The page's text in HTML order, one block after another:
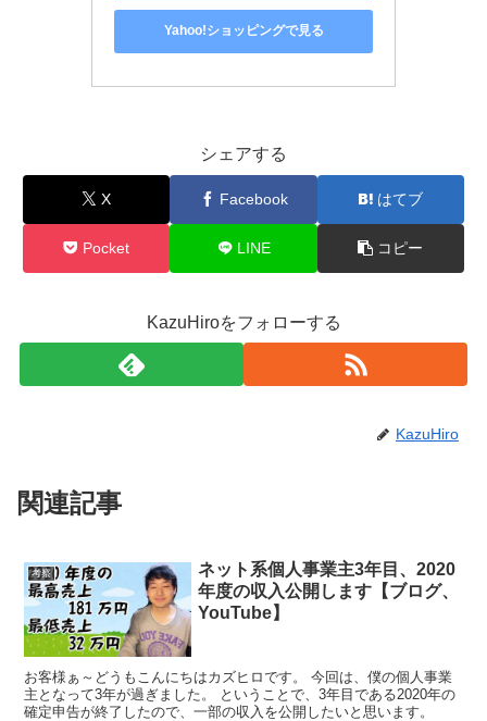
Yahoo!ショッピングで見る
シェアする
X Facebook はてブ
Pocket LINE コピー
KazuHiroをフォローする
KazuHiro
関連記事
考察
ネット系個人事業主3年目、2020
年度の収入公開します【ブログ、
YouTube】
お客様ぁ～どうもこんにちはカズヒロです。 今回は、僕の個人事業
主となって3年が過ぎました。 ということで、3年目である2020年の
確定申告が終了したので、一部の収入を公開したいと思います。